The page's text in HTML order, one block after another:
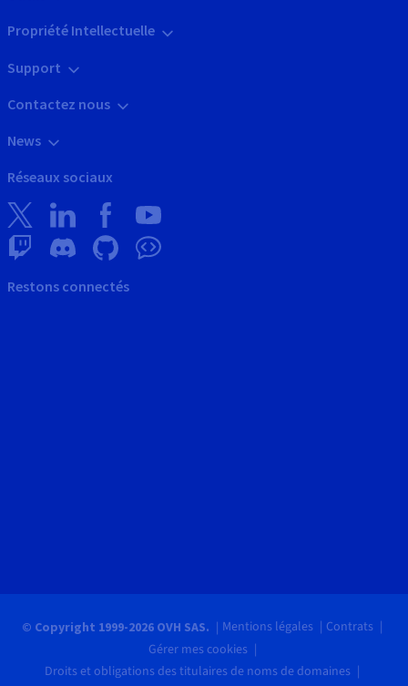
Propriété Intellectuelle
Support
Contactez nous
News
Réseaux sociaux
Restons connectés
© Copyright 1999-2026 OVH SAS. Mentions légales
Contrats
Gérer mes cookies
Droits et obligations des titulaires de noms de domaines